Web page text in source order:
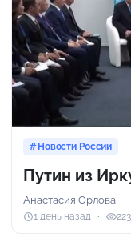
Новости России
Путин из
Анастасия Орлова
1 день назад 223